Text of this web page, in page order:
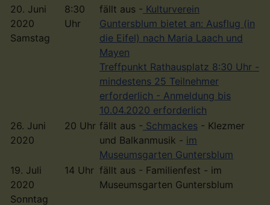
20. Juni
2020
Samstag
8:30
Uhr
fällt aus - Kulturverein
Guntersblum bietet an: Ausflug (in
die Eifel) nach Maria Laach und
Mayen
Treffpunkt Rathausplatz 8:30 Uhr -
mindestens 25 Teilnehmer
erforderlich - Anmeldung bis
10.04.2020 erforderlich
26. Juni
2020
20 Uhr fällt aus - Schmackes - Klezmer
und Balkanmusik - im
Museumsgarten Guntersblum
19. Juli
2020
Sonntag
14 Uhr fällt aus - Familienfest - im
Museumsgarten Guntersblum